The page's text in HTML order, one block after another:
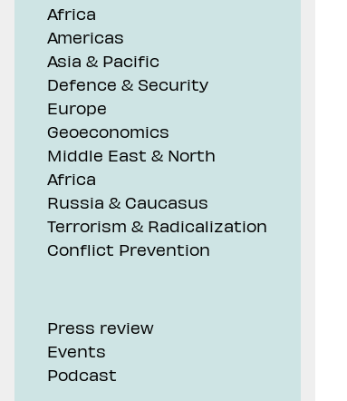
Africa
Americas
Asia & Pacific
Defence & Security
Europe
Geoeconomics
Middle East & North
Africa
Russia & Caucasus
Terrorism & Radicalization
Conflict Prevention
Press review
Events
Podcast